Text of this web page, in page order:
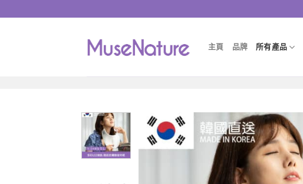
主頁 品牌 所有產品